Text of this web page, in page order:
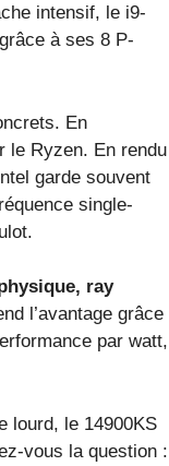
intensif, le i9-
à ses 8 P-
En
le Ryzen. En rendu
garde souvent
single-
ray
l’avantage grâce
par watt,
lourd, le 14900KS
vous la question :